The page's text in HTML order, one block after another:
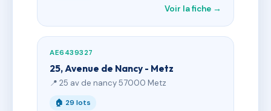
Voir la fiche →
AE6439327
25, Avenue de Nancy - Metz
📍 25 av de nancy 57000 Metz
🏠 29 lots